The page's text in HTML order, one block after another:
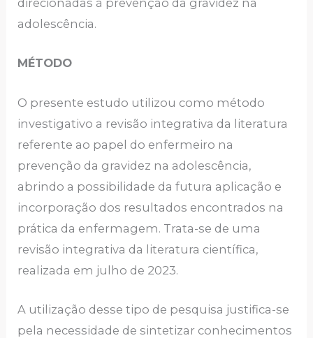
direcionadas à prevenção da gravidez na
adolescência.
MÉTODO
O presente estudo utilizou como método
investigativo a revisão integrativa da literatura
referente ao papel do enfermeiro na
prevenção da gravidez na adolescência,
abrindo a possibilidade da futura aplicação e
incorporação dos resultados encontrados na
prática da enfermagem. Trata-se de uma
revisão integrativa da literatura científica,
realizada em julho de 2023.
A utilização desse tipo de pesquisa justifica-se
pela necessidade de sintetizar conhecimentos